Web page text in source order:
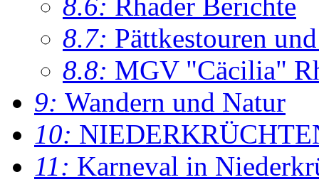
8.7: Pättkestouren
8.8: MGV "Cäcilia"
9: Wandern und Natur
10:
11: Karneval in